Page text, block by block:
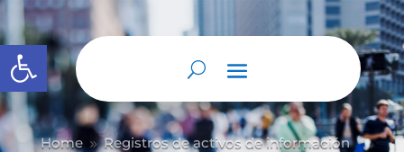
Abrir barra de herramientas
Home 9 Registros de activos de información